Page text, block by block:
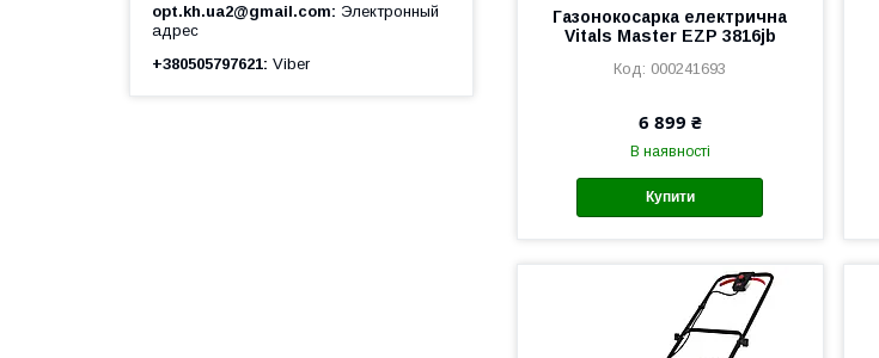
Газонокосарка електрична
Vitals Master EZP 3816jb
000241693
6 899 ₴
В наявності
Купити
opt.kh.ua2@gmail.com
Электронный
адрес
+380505797621 Viber